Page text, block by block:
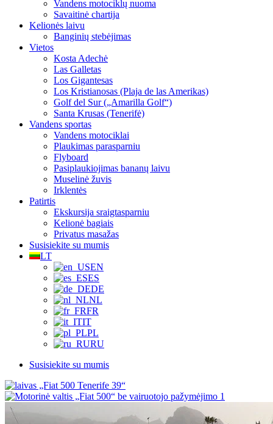
Vandens motociklų nuoma
Savaitinė chartija
Kelionės laivu
Banginių stebėjimas
Vietos
Kosta Adechė
Las Galletas
Los Gigantesas
Los Kristianosas (Plaja de las Amerikas)
Golf del Sur („Amarilla Golf“)
Santa Krusas (Tenerifė)
Vandens sportas
Vandens motociklai
Plaukimas parasparniu
Flyboard
Pasiplaukiojimas bananų laivu
Muselinė žuvis
Irklentės
Patirtis
Ekskursija sraigtasparniu
Kelionė bagiais
Privatus masažas
Susisiekite su mumis
LT
EN
ES
DE
NL
FR
IT
PL
RU
Susisiekite su mumis